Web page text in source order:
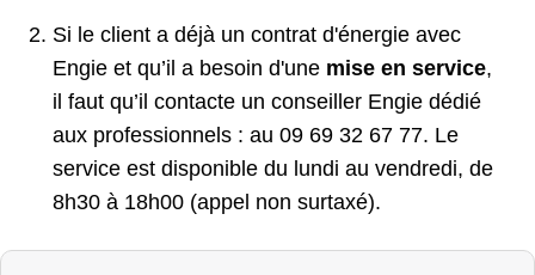
Si le client a déjà un contrat d'énergie avec
Engie et qu’il a besoin d'une mise en service,
il faut qu’il contacte un conseiller Engie dédié
aux professionnels : au 09 69 32 67 77. Le
service est disponible du lundi au vendredi, de
8h30 à 18h00 (appel non surtaxé).